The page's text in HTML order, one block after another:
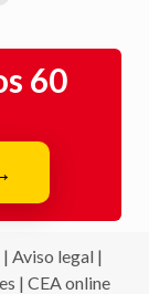
60
| Aviso legal |
| CEA online